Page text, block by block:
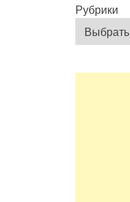
Рубрики